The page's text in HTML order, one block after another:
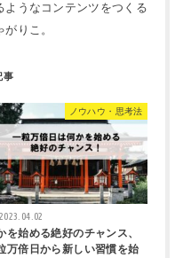
ようなコンテンツをつくる
りこ。
ノウハウ・思考法
2023.04.02
を始める絶好のチャンス、
万倍日から新しい習慣を始